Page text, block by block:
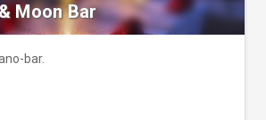
Moon Bar
bar.